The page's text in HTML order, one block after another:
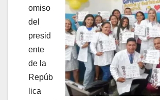
omiso
del
presid
ente
de la
Repúb
lica